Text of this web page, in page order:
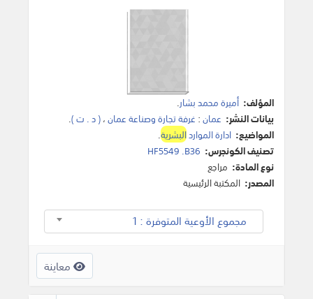
المؤلف: أميرة محمد بشار.
بيانات النشر: عمان: غرفة تجارة وصناعة عمان،( د . ت ).
المواضيع: ادارة المواردالبشرية.
تصنيف الكونجرس: HF5549 .B36
نوع المادة: مراجع
المصدر: المكتبة الرئيسية
مجموع الأوعية المتوفرة : 1
معاينة